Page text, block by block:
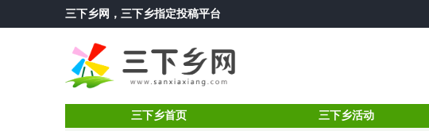
三下乡网 ，三下乡指定投稿平台
三下乡首页 三下乡活动